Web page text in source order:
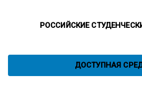
РОССИЙСКИЕ
ДОСТУПНАЯ